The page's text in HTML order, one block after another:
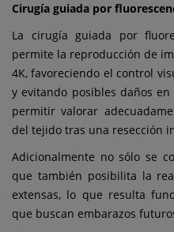
Cirugía guiada por
La cirugía guiada por
permite la reproducción de
4K, favoreciendo el control
y evitando posibles daños
permitir valorar
del tejido tras una resección
Adicionalmente no sólo se
que también posibilita la
extensas, lo que resulta
que buscan embarazos